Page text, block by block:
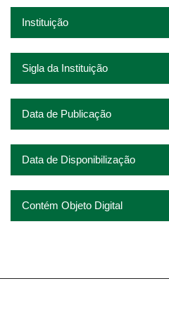
Instituição
Sigla da Instituição
Data de Publicação
Data de Disponibilização
Contém Objeto Digital